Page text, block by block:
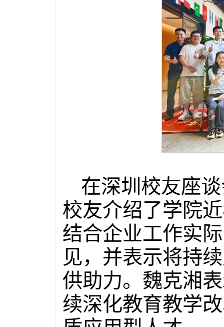
在深圳校友座
校友介绍了学院
结合企业工作实
见，并表示将持
供助力。魏克湘
续深化教育教学